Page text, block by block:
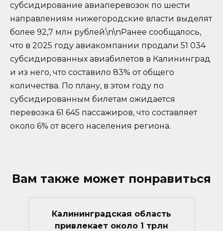
субсидирование авиаперевозок по шести
направлениям нижегородские власти выделят
более 92,7 млн рублей.\n\nРанее сообщалось,
что в 2025 году авиакомпании продали 51 034
субсидированных авиабилетов в Калининград
и из него, что составило 83% от общего
количества. По плану, в этом году по
субсидированным билетам ожидается
перевозка 61 645 пассажиров, что составляет
около 6% от всего населения региона.
Вам также может понравиться
Калининградская область
привлекает около 1 трлн